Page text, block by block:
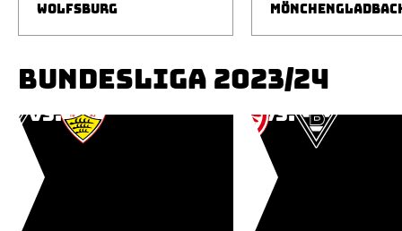
WOLFSBURG
BUNDESLIGA 2023/24